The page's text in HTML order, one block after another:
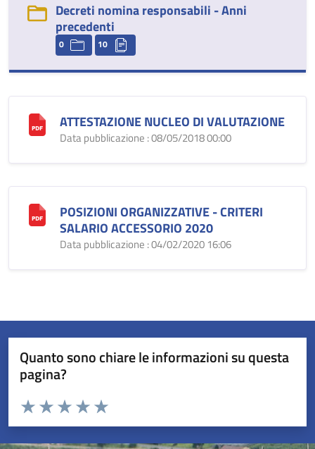
Decreti nomina responsabili - Anni
precedenti
0 10
ATTESTAZIONE NUCLEO DI VALUTAZIONE
Data pubblicazione : 08/05/2018 00:00
POSIZIONI ORGANIZZATIVE - CRITERI
SALARIO ACCESSORIO 2020
Data pubblicazione : 04/02/2020 16:06
Quanto sono chiare le informazioni su questa
pagina?
Valuta da 1 a 5 stelle la pagina
Valuta 5 stelle su 5
Valuta 4 stelle su 5
Valuta 3 stelle su 5
Valuta 2 stelle su 5
Valuta 1 stelle su 5